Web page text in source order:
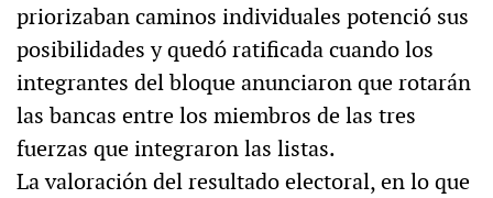
priorizaban caminos individuales potenció sus
posibilidades y quedó ratificada cuando los
integrantes del bloque anunciaron que rotarán
las bancas entre los miembros de las tres
fuerzas que integraron las listas.
La valoración del resultado electoral, en lo que